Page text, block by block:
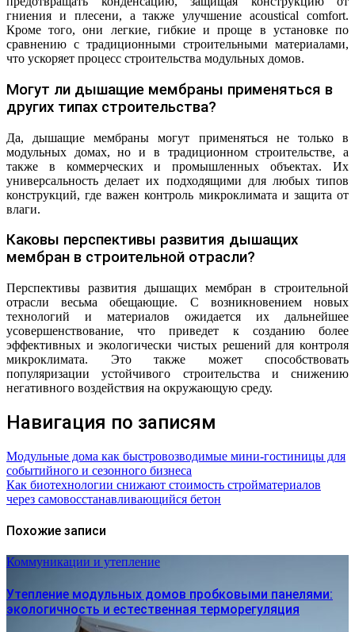
гниения и плесени, а также улучшение acoustical comfort.
Кроме того, они легкие, гибкие и проще в установке по
сравнению с традиционными строительными материалами,
что ускоряет процесс строительства модульных домов.
Могут ли дышащие мембраны применяться в
других типах строительства?
Да, дышащие мембраны могут применяться не только в
модульных домах, но и в традиционном строительстве, а
также в коммерческих и промышленных объектах. Их
универсальность делает их подходящими для любых типов
конструкций, где важен контроль микроклимата и защита от
влаги.
Каковы перспективы развития дышащих
мембран в строительной отрасли?
Перспективы развития дышащих мембран в строительной
отрасли весьма обещающие. С возникновением новых
технологий и материалов ожидается их дальнейшее
усовершенствование, что приведет к созданию более
эффективных и экологически чистых решений для контроля
микроклимата. Это также может способствовать
популяризации устойчивого строительства и снижению
негативного воздействия на окружающую среду.
Навигация по записям
Модульные дома как быстровозводимые мини-гостиницы для
событийного и сезонного бизнеса
Как биотехнологии снижают стоимость стройматериалов
через самовосстанавливающийся бетон
Похожие записи
Коммуникации и утепление
Утепление модульных домов пробковыми панелями:
экологичность и естественная терморегуляция